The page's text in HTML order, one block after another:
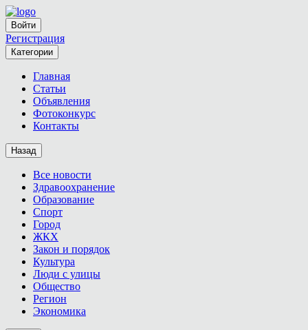
Войти
Регистрация
Категории
Главная
Статьи
Объявления
Фотоконкурс
Контакты
Назад
Все новости
Здравоохранение
Образование
Спорт
Город
ЖКХ
Закон и порядок
Культура
Люди с улицы
Общество
Регион
Экономика